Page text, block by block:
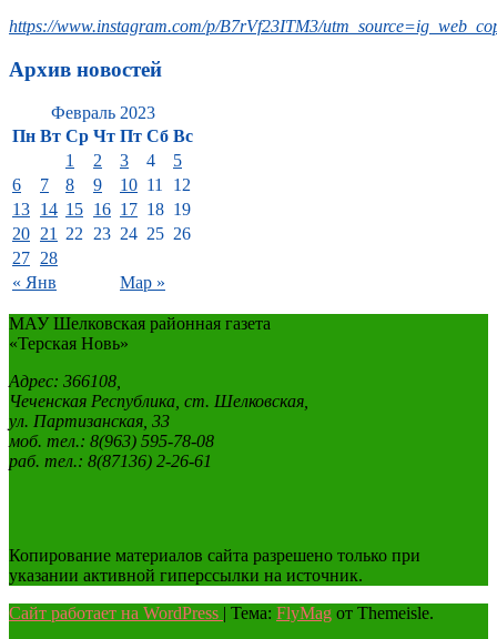
https://www.instagram.com/p/B7rVf23ITM3/
Архив новостей
Февраль 2023
Пн Вт Ср Чт Пт Сб Вс
« Янв Мар »
1 2 3 4
5
6
7 8 9 10 11
12
13 14 15 16 17 18 19
20 21 22 23 24 25 26
27 28
МАУ Шелковская районная газета
«Терская Новь»
Адрес: 366108,
Чеченская Республика, ст. Шелковская,
ул. Партизанская, 33
моб. тел.: 8(963) 595-78-08
раб. тел.: 8(87136) 2-26-61
Копирование материалов сайта разрешено только при
указании активной гиперссылки на источник.
Сайт работает на WordPress | Тема: FlyMag от Themeisle.